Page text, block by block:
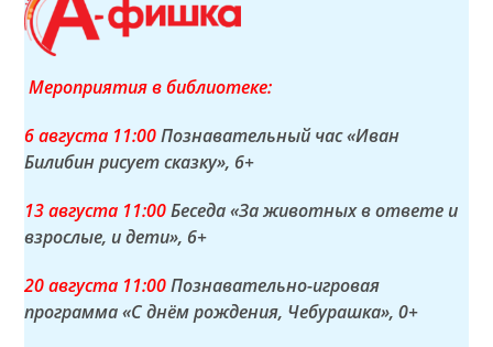
Мероприятия в библиотеке:
6 августа 11:00Познавательный час «Иван
Билибин рисует сказку», 6+
13 августа 11:00Беседа «За животных в ответе и
взрослые, и дети», 6+
20 августа 11:00Познавательно-игровая
программа «С днём рождения, Чебурашка», 0+